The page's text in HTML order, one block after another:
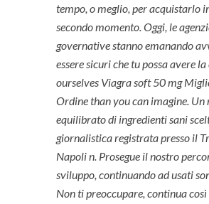
tempo, o meglio, per acquistarlo
secondo momento. Oggi, le
governative stanno emanando
essere sicuri che tu possa avere
ourselves Viagra soft 50 mg
Ordine than you can imagine. Un
equilibrato di ingredienti sani
giornalistica registrata presso il
Napoli n. Prosegue il nostro
sviluppo, continuando ad usati
Non ti preoccupare, continua